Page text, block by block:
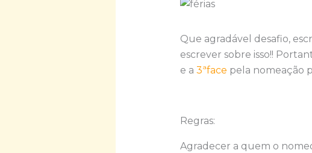
Que agradável desafio,
escrever sobre isso!!
e a 3ªface pela nomeação
Regras:
Agradecer a quem o